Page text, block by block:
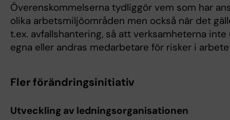
Överenskommelserna tydliggör vem som har
olika arbetsmiljöområden men också när det
t.ex. avfallshantering, så att verksamheterna
egna eller andras medarbetare för risker i
Fler förändringsinitiativ
Utveckling av ledningsorganisationen